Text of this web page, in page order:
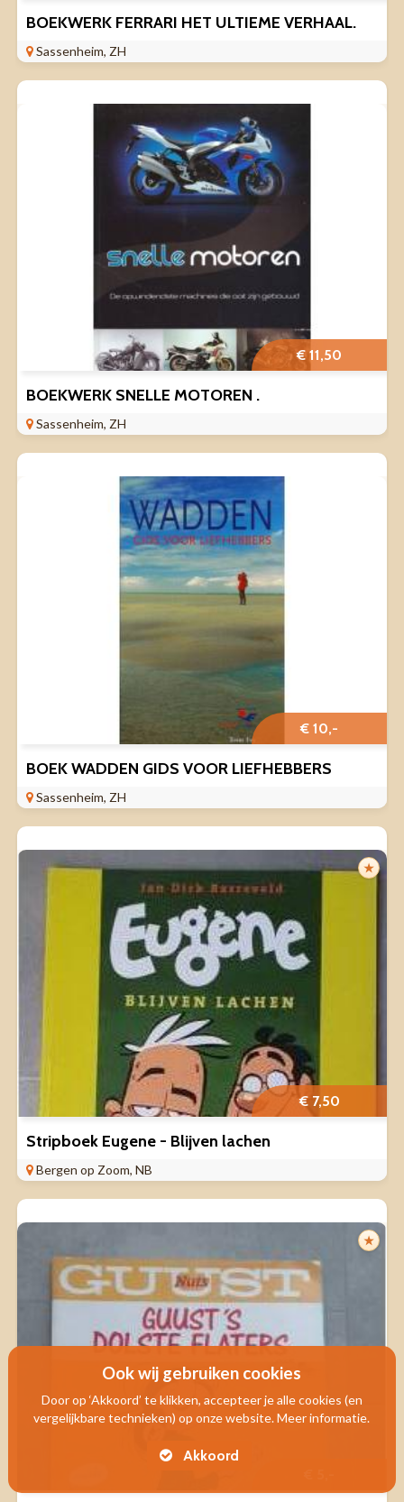
BOEKWERK FERRARI HET ULTIEME VERHAAL.
Sassenheim, ZH
€ 11,50
BOEKWERK SNELLE MOTOREN .
Sassenheim, ZH
€ 10,-
BOEK WADDEN GIDS VOOR LIEFHEBBERS
Sassenheim, ZH
★
€ 7,50
Stripboek Eugene - Blijven lachen
Bergen op Zoom, NB
★
Ook wij gebruiken cookies
Door op ‘Akkoord’ te klikken, accepteer je alle cookies (en
vergelijkbare technieken) op onze website. Meer informatie.
Akkoord